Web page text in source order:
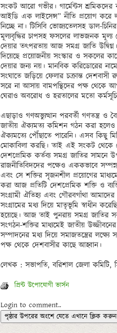
প্রিন্ট উপোযোগী ভার্সন
Login to comment..
পৃষ্ঠার উপরের অংশে যেতে এখানে ক্লিক করুন